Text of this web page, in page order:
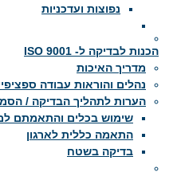
נפוצות ועדכניות
הכנות לבדיקה ל- ISO 9001
מדריך האיכות
נהלים והוראות עבודה
הערות לתהליך הבדיקה /
שימוש בכלים והתאמתם
התאמה כללית לארגון
בדיקה בשטח